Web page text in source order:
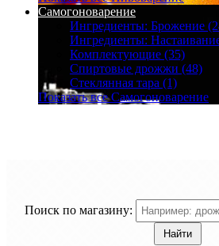
Самогоноварение
Ингредиенты: Брожение
Ингредиенты:
Комплектующие (35)
Спиртовые дрожжи (48)
Стеклянная тара (1)
Показать все Самогоноварение
Поиск по магазину: